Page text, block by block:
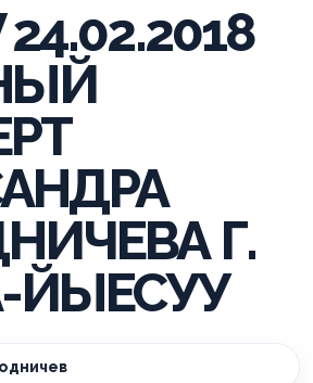
24.02.2018
Г.
ЙЫЕСУУ